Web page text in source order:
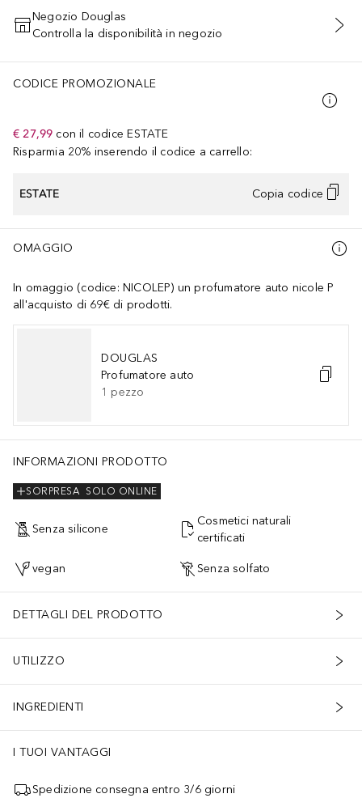
AGGIUNGI AL CARRELLO
Negozio Douglas
Controlla la disponibilità in negozio
CODICE PROMOZIONALE
€ 27,99 con il codice ESTATE
Risparmia 20% inserendo il codice a carrello:
ESTATE Copia codice
OMAGGIO
In omaggio (codice: NICOLEP) un profumatore auto nicole P
all'acquisto di 69€ di prodotti.
DOUGLAS
Profumatore auto
1 pezzo
INFORMAZIONI PRODOTTO
SOLO ONLINE
SORPRESA
Senza silicone
Cosmetici naturali
certificati
vegan Senza solfato
DETTAGLI DEL PRODOTTO
UTILIZZO
INGREDIENTI
I TUOI VANTAGGI
Spedizione consegna entro 3/6 giorni